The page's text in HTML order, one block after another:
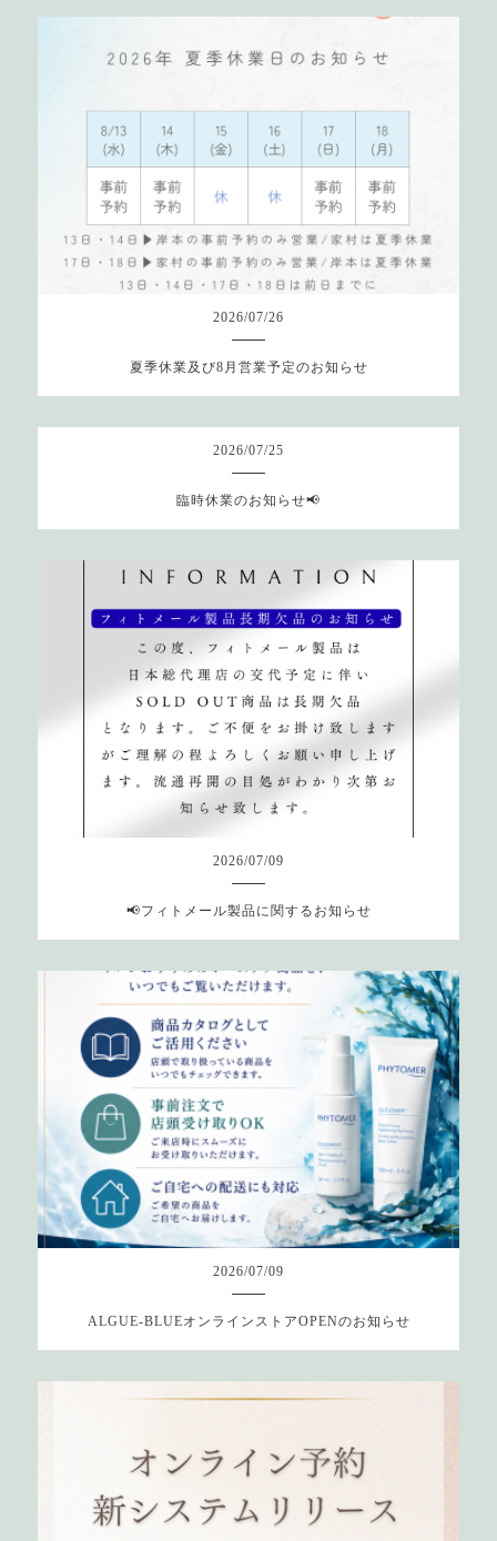
2026/07/26
夏季休業及び8月営業予定のお知らせ
2026/07/25
臨時休業のお知らせ📢
2026/07/09
📢フィトメール製品に関するお知らせ
2026/07/09
ALGUE-BLUEオンラインストアOPENのお知らせ